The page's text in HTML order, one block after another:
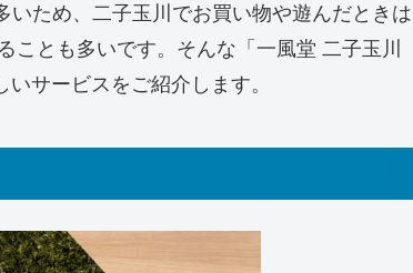
ため、二子玉川でお買い物や遊んだときは
とも多いです。そんな「一風堂 二子玉川
サービスをご紹介します。